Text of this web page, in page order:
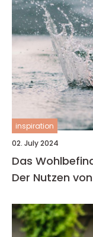
inspiration
02. July 2024
Das
Der Nutzen